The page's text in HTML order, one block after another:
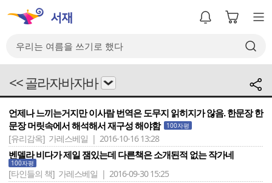
<< 골라자바자바
언제나 느끼는거지만 이사람 번역은 도무지 읽히지가 않음. 한문장 한
문장 머릿속에서 해석해서 재구성 해야함
100자평
[유리감옥] 가레스베일 | 2016-10-16 13:28
벤델라 비다가 제일 잼있는데 다른책은 소개된적 없는 작가네
100자평
[타인들의 책] 가레스베일 | 2016-09-30 15:25